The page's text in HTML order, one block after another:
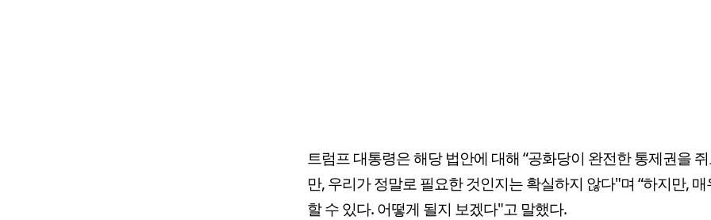
트럼프 대통령은 해당 법안에 대해 “공화당이 완전한 통제권을
만, 우리가 정말로 필요한 것인지는 확실하지 않다"며 “하지만,
할 수 있다. 어떻게 될지 보겠다"고 말했다.